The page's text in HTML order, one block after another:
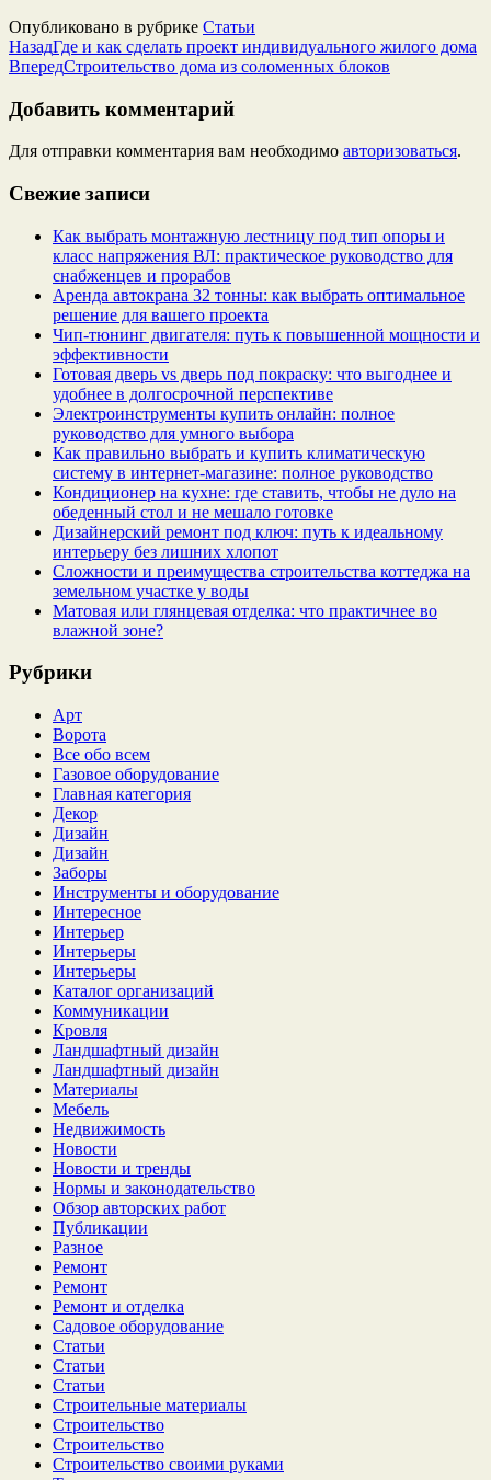
Опубликовано в рубрике Статьи
НазадГде и как сделать проект индивидуального жилого дома
ВпередСтроительство дома из соломенных блоков
Добавить комментарий
Для отправки комментария вам необходимо авторизоваться.
Свежие записи
Как выбрать монтажную лестницу под тип опоры и
класс напряжения ВЛ: практическое руководство для
снабженцев и прорабов
Аренда автокрана 32 тонны: как выбрать оптимальное
решение для вашего проекта
Чип‑тюнинг двигателя: путь к повышенной мощности и
эффективности
Готовая дверь vs дверь под покраску: что выгоднее и
удобнее в долгосрочной перспективе
Электроинструменты купить онлайн: полное
руководство для умного выбора
Как правильно выбрать и купить климатическую
систему в интернет‑магазине: полное руководство
Кондиционер на кухне: где ставить, чтобы не дуло на
обеденный стол и не мешало готовке
Дизайнерский ремонт под ключ: путь к идеальному
интерьеру без лишних хлопот
Сложности и преимущества строительства коттеджа на
земельном участке у воды
Матовая или глянцевая отделка: что практичнее во
влажной зоне?
Рубрики
Арт
Ворота
Все обо всем
Газовое оборудование
Главная категория
Декор
Дизайн
Дизайн
Заборы
Инструменты и оборудование
Интересное
Интерьер
Интерьеры
Интерьеры
Каталог организаций
Коммуникации
Кровля
Ландшафтный дизайн
Ландшафтный дизайн
Материалы
Мебель
Недвижимость
Новости
Новости и тренды
Нормы и законодательство
Обзор авторских работ
Публикации
Разное
Ремонт
Ремонт
Ремонт и отделка
Садовое оборудование
Статьи
Статьи
Статьи
Строительные материалы
Строительство
Строительство
Строительство своими руками